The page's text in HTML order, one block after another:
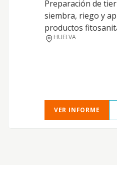
Preparación de
siembra, riego y
productos
HUELVA
VER INFORME